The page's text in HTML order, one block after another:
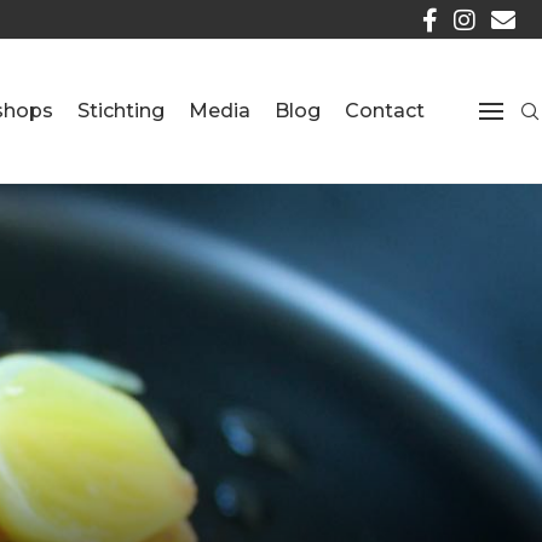
Stichting Media Blog Contact